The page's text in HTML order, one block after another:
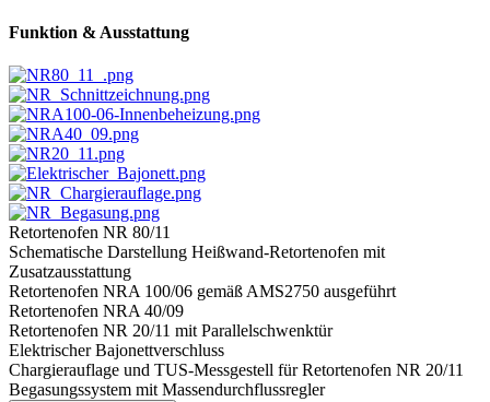
Funktion & Ausstattung
Retortenofen NR 80/11
Schematische Darstellung Heißwand-Retortenofen mit
Zusatzausstattung
Retortenofen NRA 100/06 gemäß AMS2750 ausgeführt
Retortenofen NRA 40/09
Retortenofen NR 20/11 mit Parallelschwenktür
Elektrischer Bajonettverschluss
Chargierauflage und TUS-Messgestell für Retortenofen NR 20/11
Begasungssystem mit Massendurchflussregler